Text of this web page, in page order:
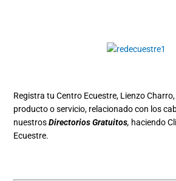
Registra tu Centro Ecuestre, Lienzo
producto o servicio, relacionado con los
nuestrosDirectorios Gratuitos, haciendo
Ecuestre.